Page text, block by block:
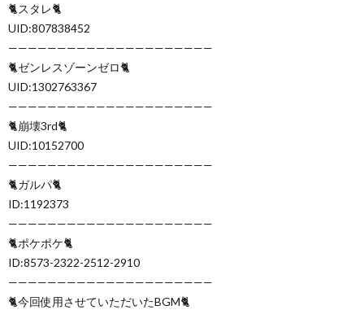
🐈スタレ🐈
UID:807838452
—————————————————————
🐈ゼンレスゾーンゼロ🐈
UID:1302763367
—————————————————————
🐈崩壊3rd🐈
UID:10152700
—————————————————————
🐈ガルパ🐈
ID:1192373
—————————————————————
🐈ポケポケ🐈
ID:8573-2322-2512-2910
—————————————————————
🐈今回使用させていただいたBGM🐈